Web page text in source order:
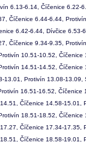
6.13-6.14, Číčenice 6.22-
Číčenice 6.44-6.44,
6.42-6.44, Dívčice 6.53-
Číčenice 9.34-9.35,
10.51-10.52, Číčenice
14.51-14.52,
13.01, Protivín 13.08-13.09,
16.51-16.52, Číčenice
Číčenice 14.58-
18.51-18.52,
Číčenice 17.34-
Číčenice 18.58-